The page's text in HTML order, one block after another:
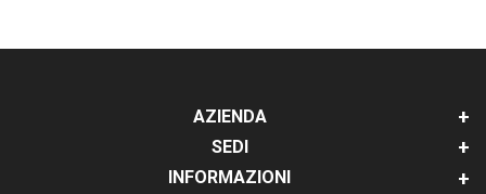
AZIENDA
SEDI
INFORMAZIONI